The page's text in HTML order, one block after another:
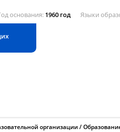
основания 1960 год Языки
организации